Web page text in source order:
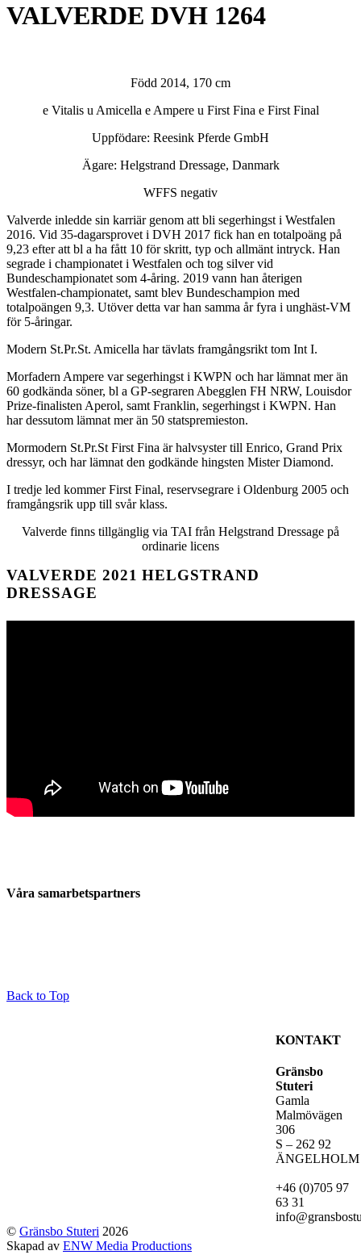
VALVERDE DVH 1264
Född 2014, 170 cm
e Vitalis u Amicella e Ampere u First Fina e First Final
Uppfödare: Reesink Pferde GmbH
Ägare: Helgstrand Dressage, Danmark
WFFS negativ
Valverde inledde sin karriär genom att bli segerhingst i Westfalen
2016. Vid 35-dagarsprovet i DVH 2017 fick han en totalpoäng på
9,23 efter att bl a ha fått 10 för skritt, typ och allmänt intryck. Han
segrade i championatet i Westfalen och tog silver vid
Bundeschampionatet som 4-åring. 2019 vann han återigen
Westfalen-championatet, samt blev Bundeschampion med
totalpoängen 9,3. Utöver detta var han samma år fyra i unghäst-VM
för 5-åringar.
Modern St.Pr.St. Amicella har tävlats framgångsrikt tom Int I.
Morfadern Ampere var segerhingst i KWPN och har lämnat mer än
60 godkända söner, bl a GP-segraren Abegglen FH NRW, Louisdor
Prize-finalisten Aperol, samt Franklin, segerhingst i KWPN. Han
har dessutom lämnat mer än 50 statspremieston.
Mormodern St.Pr.St First Fina är halvsyster till Enrico, Grand Prix
dressyr, och har lämnat den godkände hingsten Mister Diamond.
I tredje led kommer First Final, reservsegrare i Oldenburg 2005 och
framgångsrik upp till svår klass.
Valverde finns tillgänglig via TAI från Helgstrand Dressage på
ordinarie licens
VALVERDE 2021 HELGSTRAND
DRESSAGE
Våra samarbetspartners
Back to Top
KONTAKT
Gränsbo
Stuteri
Gamla
Malmövägen
306
S – 262 92
ÄNGELHOLM
+46 (0)705 97
63 31
© Gränsbo Stuteri 2026
Skapad av ENW Media Productions